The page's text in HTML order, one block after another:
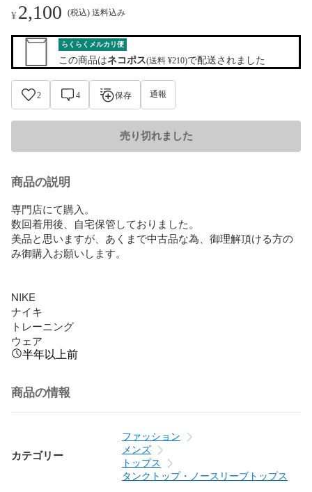
¥2,100 (税込) 送料込み
らくらくメルカリ便
この商品はネコポス(送料 ¥210)で配送されました
2 4 保存 通報
売り切れました
商品の説明
専門店にて購入。
数回着用後、自宅保管しておりました。
美品と思いますが、あくまで中古品な為、御理解頂ける方の
み御購入お願いします。
NIKE
ナイキ
トレーニング
ウェア
半年以上前
商品の情報
カテゴリー
ファッション
メンズ
トップス
タンクトップ・ノースリーブトップス